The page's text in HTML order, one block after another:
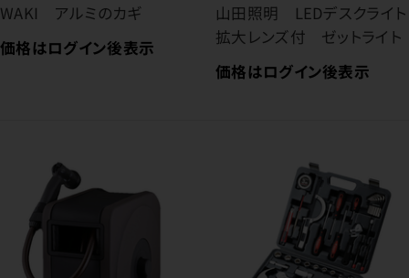
WAKI アルミのカギ
価格はログイン後表示
山田照明 LEDデスクライト
拡大レンズ付 ゼットライト
価格はログイン後表示